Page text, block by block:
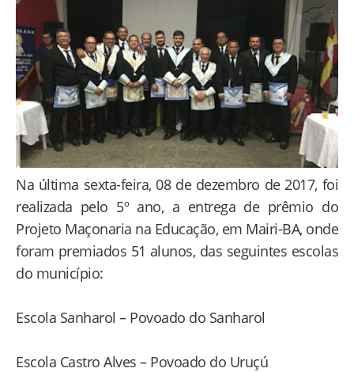
Na última sexta-feira, 08 de dezembro de 2017, foi
realizada pelo 5º ano, a entrega de prêmio do
Projeto Maçonaria na Educação, em Mairi-BA, onde
foram premiados 51 alunos, das seguintes escolas
do município:
Escola Sanharol – Povoado do Sanharol
Escola Castro Alves – Povoado do Uruçú